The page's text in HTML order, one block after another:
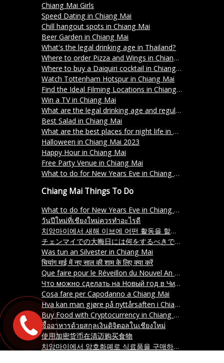
Chiang Mai Girls
Speed Dating in Chiang Mai
Chill hangout spots in Chiang Mai
Beer Garden in Chiang Mai
What's the legal drinking age in Thailand?
Where to order Pizza and Wings in Chiang Mai
Where to buy a Daiquiri cocktail in Chiang Mai?
Watch Tottenham Hotspur in Chiang Mai
Find the Ideal Filming Locations in Chiang Mai
Win a TV in Chiang Mai
What are the legal drinking age and regulations in Thailand?
Best Salad in Chiang Mai
What are the best places for night life in Chiang Mai?
Halloween in Chiang Mai 2023
Happy Hour in Chiang Mai
Free Party Venue in Chiang Mai
What to do for New Years Eve in Chiang Mai?
Chiang Mai Things To Do
What to do for New Years Eve in Chiang Mai?
วันปีใหม่ที่เชียงใหม่ควรทำอะไรดี
치앙마이에서 새해 이브에 어떤 활동을 할까요
チェンマイでの大晦日には何をするべきですか？ (Chenmai de no ōmisoka ni wa nani o suru beki desu ka)
Was tun an Silvester in Chiang Mai
चियांग माई में नए साल की शाम के लिए क्या करें
Que faire pour le Réveillon du Nouvel An à Chiang Mai
Что можно сделать на Новый год в Чиангмай
Cosa fare per Capodanno a Chiang Mai
Hva kan man gjøre på nyttårsaften i Chiang Mai
Buy Food with Cryptocurrency in Chiang Mai
ซื้ออาหารด้วยสกุลเงินดิจิตอลในเชียงใหม่
使用加密货币在清迈购买食物
치앙마이에서 암호화폐로 식료품을 구매하세요.